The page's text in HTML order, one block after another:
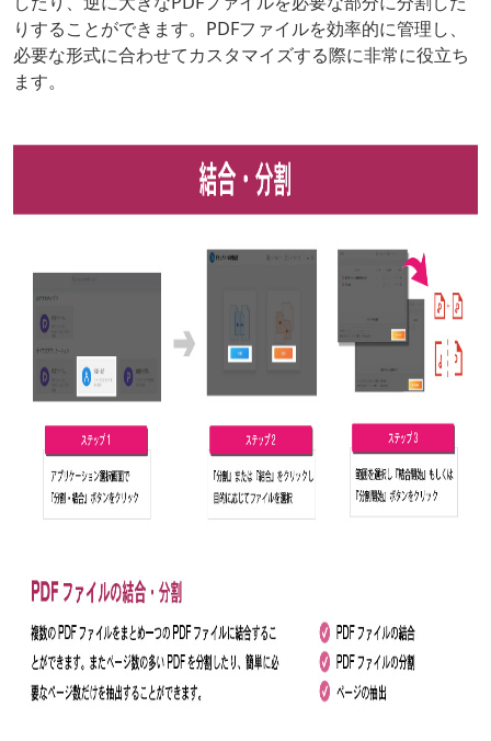
りすることができます。PDFファイルを効率的に管理し、
必要な形式に合わせてカスタマイズする際に非常に役立ち
ます。